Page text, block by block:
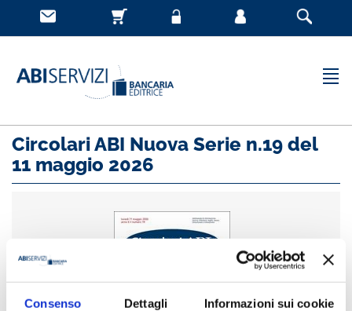
Consenso Dettagli Informazioni sui cookie
Circolari ABI Nuova Serie n.19 del
11 maggio 2026